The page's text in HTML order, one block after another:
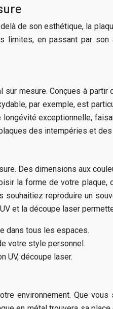
de son esthétique, la
limites, en passant par
mesure. Conçues à
par exemple, est
exceptionnelle,
des intempéries et des
Des dimensions aux
la forme de votre
reproduire un
et la découpe laser
dans tous les espaces.
votre style personnel.
UV, découpe laser.
environnement. Que